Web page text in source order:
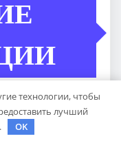
столбов и
требования
технологии, чтобы
лучший
OK